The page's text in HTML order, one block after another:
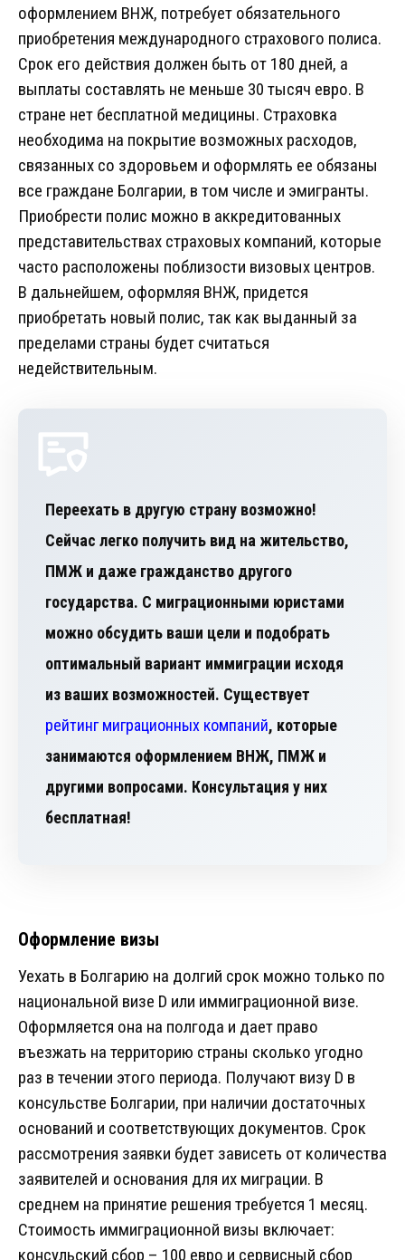
оформлением ВНЖ, потребует обязательного
приобретения международного страхового полиса.
Срок его действия должен быть от 180 дней, а
выплаты составлять не меньше 30 тысяч евро. В
стране нет бесплатной медицины. Страховка
необходима на покрытие возможных расходов,
связанных со здоровьем и оформлять ее обязаны
все граждане Болгарии, в том числе и эмигранты.
Приобрести полис можно в аккредитованных
представительствах страховых компаний, которые
часто расположены поблизости визовых центров.
В дальнейшем, оформляя ВНЖ, придется
приобретать новый полис, так как выданный за
пределами страны будет считаться
недействительным.
Переехать в другую страну возможно!
Сейчас легко получить вид на жительство,
ПМЖ и даже гражданство другого
государства. С миграционными юристами
можно обсудить ваши цели и подобрать
оптимальный вариант иммиграции исходя
из ваших возможностей. Существует
рейтинг миграционных компаний, которые
занимаются оформлением ВНЖ, ПМЖ и
другими вопросами. Консультация у них
бесплатная!
Оформление визы
Уехать в Болгарию на долгий срок можно только по
национальной визе D или иммиграционной визе.
Оформляется она на полгода и дает право
въезжать на территорию страны сколько угодно
раз в течении этого периода. Получают визу D в
консульстве Болгарии, при наличии достаточных
оснований и соответствующих документов. Срок
рассмотрения заявки будет зависеть от количества
заявителей и основания для их миграции. В
среднем на принятие решения требуется 1 месяц.
Стоимость иммиграционной визы включает:
консульский сбор – 100 евро и сервисный сбор